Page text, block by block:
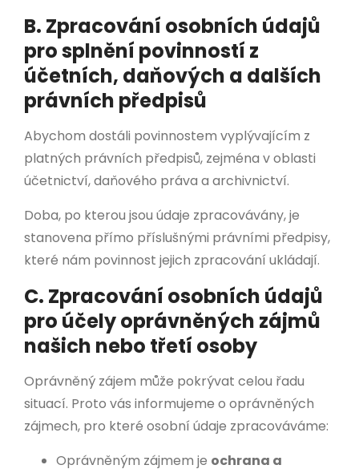
B. Zpracování osobních údajů
pro splnění povinností z
účetních, daňových a dalších
právních předpisů
Abychom dostáli povinnostem vyplývajícím z
platných právních předpisů, zejména v oblasti
účetnictví, daňového práva a archivnictví.
Doba, po kterou jsou údaje zpracovávány, je
stanovena přímo příslušnými právními předpisy,
které nám povinnost jejich zpracování ukládají.
C. Zpracování osobních údajů
pro účely oprávněných zájmů
našich nebo třetí osoby
Oprávněný zájem může pokrývat celou řadu
situací. Proto vás informujeme o oprávněných
zájmech, pro které osobní údaje zpracováváme:
Oprávněným zájmem je ochrana a